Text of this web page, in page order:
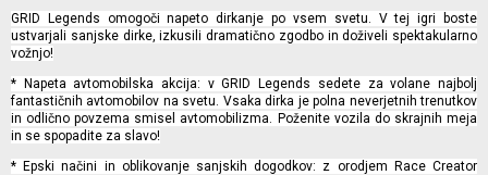
GRID Legends omogoči napeto dirkanje po vsem svetu. V tej igri boste
ustvarjali sanjske dirke, izkusili dramatično zgodbo in doživeli spektakularno
vožnjo!
* Napeta avtomobilska akcija: v GRID Legends sedete za volane najbolj
fantastičnih avtomobilov na svetu. Vsaka dirka je polna neverjetnih trenutkov
in odlično povzema smisel avtomobilizma. Poženite vozila do skrajnih meja
in se spopadite za slavo!
* Epski načini in oblikovanje sanjskih dogodkov: z orodjem Race Creator